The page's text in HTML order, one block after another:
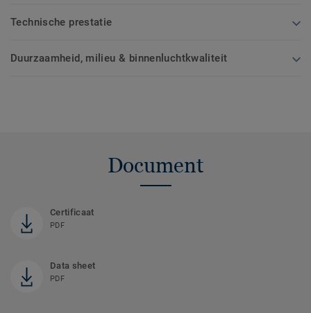
Technische prestatie
Duurzaamheid, milieu & binnenluchtkwaliteit
Document
Certificaat
PDF
Data sheet
PDF